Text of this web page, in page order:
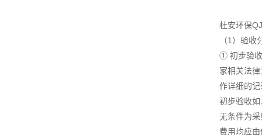
杜安环保
（1）验
① 初步验收
家相关法
作详细的记
初步验收
无条件为
费用均应